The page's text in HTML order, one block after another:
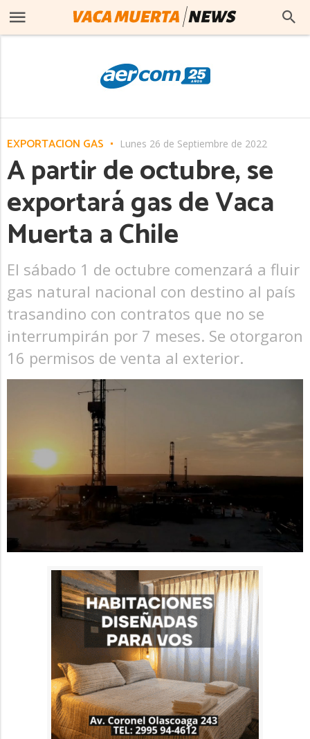
EXPORTACIÓN GAS Lunes 26 de Septiembre de 2022
A partir de octubre, se
exportará gas de Vaca
Muerta a Chile
El sábado 1 de octubre comenzará a fluir
gas natural nacional con destino al país
trasandino con contratos que no se
interrumpirán por 7 meses. Se otorgaron
16 permisos de venta al exterior.